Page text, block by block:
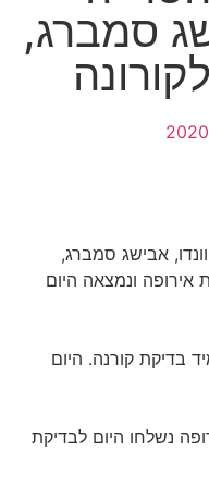
סמברג,
אבישג סמברג,
ונמצאה היום
בדיקת קורנה. היום
נשלחו היום לבדיקת